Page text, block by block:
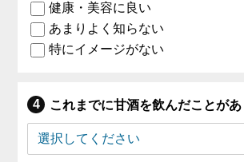
健康・美容に良い
あまりよく知らない
特にイメージがない
これまでに甘酒を飲んだことがあ